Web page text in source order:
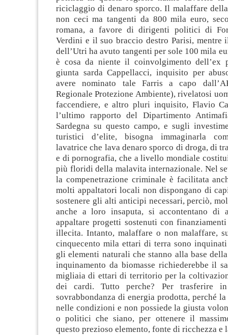
riciclaggio di denaro sporco. Il malaffare
non ceci ma tangenti da 800 mila euro,
romana, a favore di dirigenti politici di
Verdini e il suo braccio destro Parisi,
dell’Utri ha avuto tangenti per sole 100 mila
è cosa da niente il coinvolgimento dell’ex
giunta sarda Cappellacci, inquisito per
avere nominato tale Farris a capo
Regionale Protezione Ambiente), rivelatosi
faccendiere, e altro pluri inquisito, Flavio
l’ultimo rapporto del Dipartimento
Sardegna su questo campo, e sugli
turistici d’elite, bisogna immaginarla
lavatrice che lava denaro sporco di droga, di
e di pornografia, che a livello mondiale
più floridi della malavita internazionale. Nel
la compenetrazione criminale è facilitata
molti appaltatori locali non dispongano di
sostenere gli alti anticipi necessari, perciò,
anche a loro insaputa, si accontentano di
appaltare progetti sostenuti con
illecita. Intanto, malaffare o non malaffare,
cinquecento mila ettari di terra sono
gli elementi naturali che stanno alla base
inquinamento da biomasse richiederebbe il
migliaia di ettari di territorio per la
dei cardi. Tutto perche? Per trasferire
sovrabbondanza di energia prodotta, perché la
nelle condizioni e non possiede la giusta
o politici che siano, per ottenere il
questo prezioso elemento, fonte di ricchezza e